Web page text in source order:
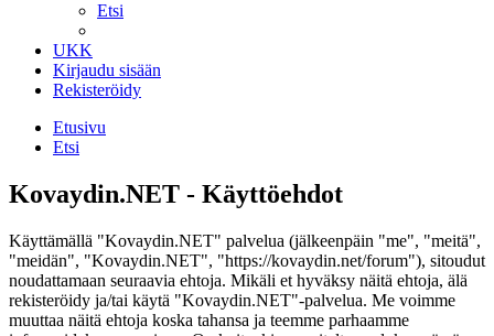
Etsi
UKK
Kirjaudu sisään
Rekisteröidy
Etusivu
Etsi
Kovaydin.NET - Käyttöehdot
Käyttämällä "Kovaydin.NET" palvelua (jälkeenpäin "me", "meitä",
"meidän", "Kovaydin.NET", "https://kovaydin.net/forum"), sitoudut
noudattamaan seuraavia ehtoja. Mikäli et hyväksy näitä ehtoja, älä
rekisteröidy ja/tai käytä "Kovaydin.NET"-palvelua. Me voimme
muuttaa näitä ehtoja koska tahansa ja teemme parhaamme